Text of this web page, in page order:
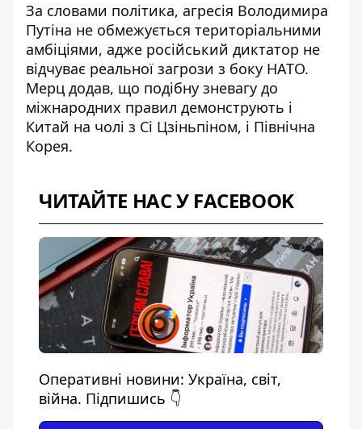
За словами політика, агресія Володимира
Путіна не обмежується територіальними
амбіціями, адже російський диктатор не
відчуває реальної загрози з боку НАТО.
Мерц додав, що подібну зневагу до
міжнародних правил демонструють і
Китай на чолі з Сі Цзіньпіном, і Північна
Корея.
ЧИТАЙТЕ НАС У FACEBOOK
Оперативні новини: Україна, світ,
війна. Підпишись 👇